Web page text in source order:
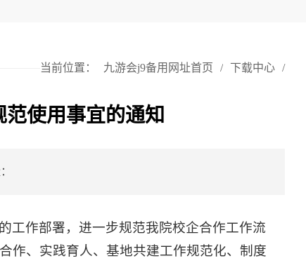
当前位置： 九游会j9备用网址首页 / 下载中心 /
使用事宜的通知
工作部署，进一步规范我院校企合作工作流
作、实践育人、基地共建工作规范化、制度